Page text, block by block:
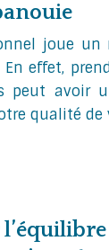
joue un
En effet,
peut avoir
qualité de